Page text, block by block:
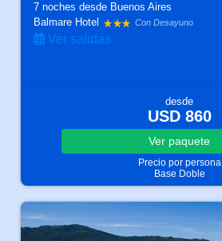
7 nochesdesde Buenos Aires
Balmare Hotel
Con Desayuno
Ver salidas
desde
USD 860
Ver paquete
Precio por persona
Base Doble